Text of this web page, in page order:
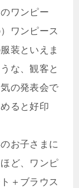
ワンピー
ワンピース
装といえま
な、観客と
の発表会で
ると好印
お子さまに
ど、ワンピ
＋ブラウス